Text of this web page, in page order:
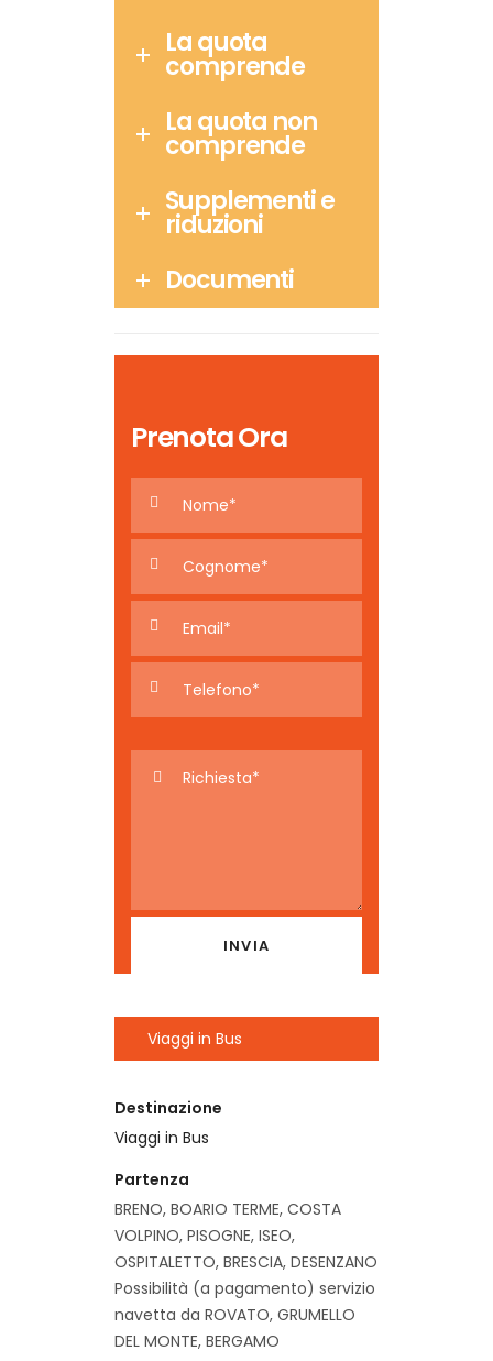
La quota
comprende
La quota non
comprende
Supplementi e
riduzioni
Documenti
Prenota Ora
Viaggi in Bus
Destinazione
Viaggi in Bus
Partenza
BRENO, BOARIO TERME, COSTA
VOLPINO, PISOGNE, ISEO,
OSPITALETTO, BRESCIA, DESENZANO
Possibilità (a pagamento) servizio
navetta da ROVATO, GRUMELLO
DEL MONTE, BERGAMO